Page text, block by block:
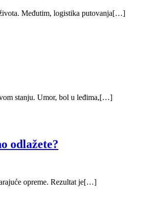
života. Međutim, logistika putovanja[…]
stanju. Umor, bol u leđima,[…]
odlažete?
opreme. Rezultat je[…]